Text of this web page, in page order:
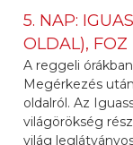
5. NAP:
OLDAL), FOZ
A reggeli
Megérkezés
oldalról. Az
világörökség
világ